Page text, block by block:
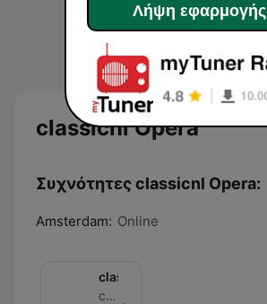
classicnl Opera
Συχνότητες classicnl Opera:
Amsterdam: Online
classicnl
classicnl - Επεισόδιο 17
Λήψη εφαρμογής